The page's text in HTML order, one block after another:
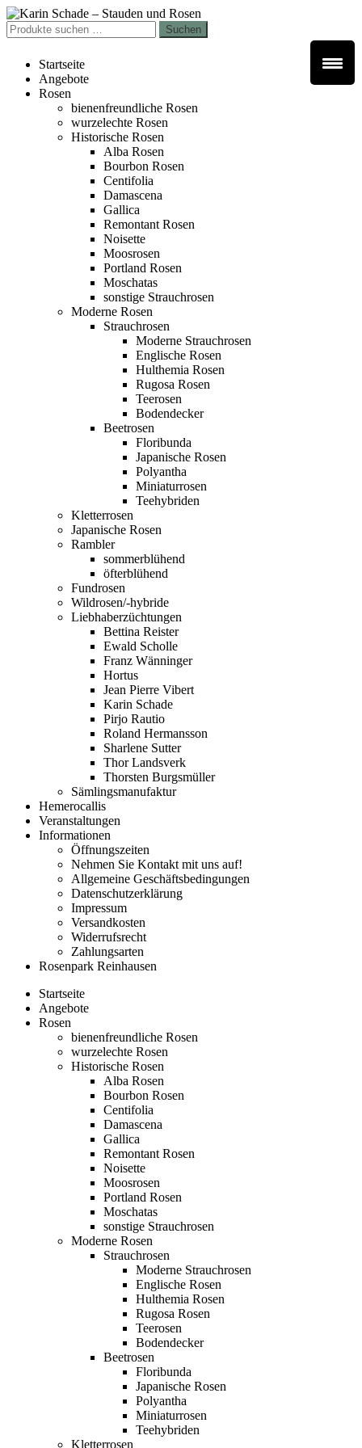
Zur
Navigation
springen
Zum
Inhalt
springen
Suchen
nach:
Suchen
Startseite
Angebote
Rosen
bienenfreundliche Rosen
wurzelechte Rosen
Historische Rosen
Alba Rosen
Bourbon Rosen
Centifolia
Damascena
Gallica
Remontant Rosen
Noisette
Moosrosen
Portland Rosen
Moschatas
sonstige Strauchrosen
Moderne Rosen
Strauchrosen
Moderne Strauchrosen
Englische Rosen
Hulthemia Rosen
Rugosa Rosen
Teerosen
Bodendecker
Beetrosen
Floribunda
Japanische Rosen
Polyantha
Miniaturrosen
Teehybriden
Kletterrosen
Japanische Rosen
Rambler
sommerblühend
öfterblühend
Fundrosen
Wildrosen/-hybride
Liebhaberzüchtungen
Bettina Reister
Ewald Scholle
Franz Wänninger
Hortus
Jean Pierre Vibert
Karin Schade
Pirjo Rautio
Roland Hermansson
Sharlene Sutter
Thor Landsverk
Thorsten Burgsmüller
Sämlingsmanufaktur
Hemerocallis
Veranstaltungen
Informationen
Öffnungszeiten
Nehmen Sie Kontakt mit uns auf!
Allgemeine Geschäftsbedingungen
Datenschutzerklärung
Impressum
Versandkosten
Widerrufsrecht
Zahlungsarten
Rosenpark Reinhausen
Startseite
Angebote
Rosen
bienenfreundliche Rosen
wurzelechte Rosen
Historische Rosen
Alba Rosen
Bourbon Rosen
Centifolia
Damascena
Gallica
Remontant Rosen
Noisette
Moosrosen
Portland Rosen
Moschatas
sonstige Strauchrosen
Moderne Rosen
Strauchrosen
Moderne Strauchrosen
Englische Rosen
Hulthemia Rosen
Rugosa Rosen
Teerosen
Bodendecker
Beetrosen
Floribunda
Japanische Rosen
Polyantha
Miniaturrosen
Teehybriden
Kletterrosen